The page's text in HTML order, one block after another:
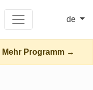
de
Mehr Programm →